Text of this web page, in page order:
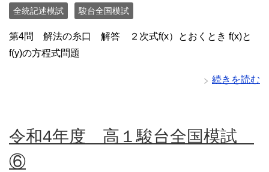
全統記述模試 駿台全国模試
第4問 解法の糸口 解答 ２次式f(x）とおくとき f(x)と
f(y)の方程式問題
続きを読む
令和4年度 高１駿台全国模試
⑥